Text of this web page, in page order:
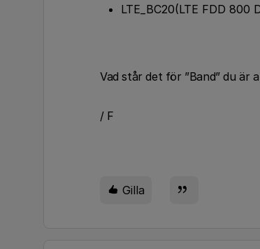
LTE_BC20(LTE FDD 800
Vad står det för ”Band” du är
/ F
Gilla